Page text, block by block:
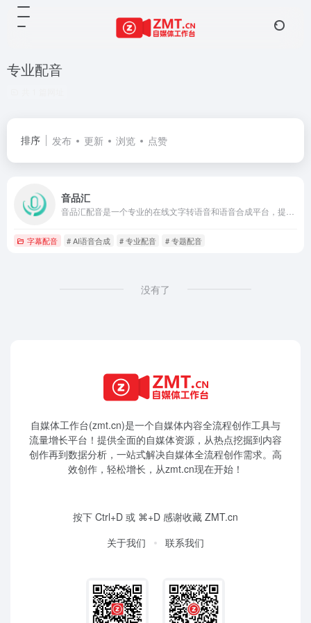
专业配音
排序 发布 更新 浏览 点赞
音品汇
字幕配音 # AI语音合成 # 专业配音 # 专题配音
没有了
自媒体工作台(zmt.cn)是一个自媒体内容全流程创作工具与
流量增长平台！提供全面的自媒体资源，从热点挖掘到内容
创作再到数据分析，一站式解决自媒体全流程创作需求。高
效创作，轻松增长，从zmt.cn现在开始！
按下 Ctrl+D 或 ⌘+D 感谢收藏 ZMT.cn
关于我们
联系我们